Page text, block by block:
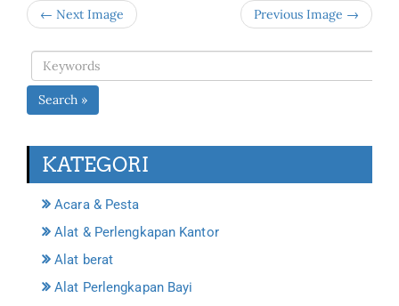
← Next Image Previous Image →
Search »
KATEGORI
Acara & Pesta
Alat & Perlengkapan Kantor
Alat berat
Alat Perlengkapan Bayi